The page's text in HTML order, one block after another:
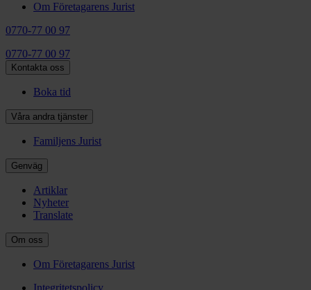
Om Företagarens Jurist
0770-77 00 97
0770-77 00 97
Kontakta oss
Boka tid
Våra andra tjänster
Familjens Jurist
Genväg
Artiklar
Nyheter
Translate
Om oss
Om Företagarens Jurist